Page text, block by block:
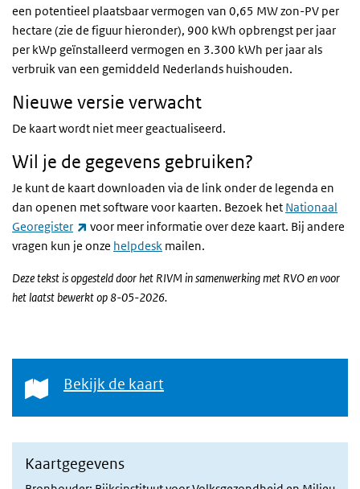
een potentieel plaatsbaar vermogen van 0,65 MW zon-PV per
hectare (zie de figuur hieronder), 900 kWh opbrengst per jaar
per kWp geïnstalleerd vermogen en 3.300 kWh per jaar als
verbruik van een gemiddeld Nederlands huishouden.
Nieuwe versie verwacht
De kaart wordt niet meer geactualiseerd.
Wil je de gegevens gebruiken?
Je kunt de kaart downloaden via de link onder de legenda en
dan openen met software voor kaarten. Bezoek het Nationaal
Georegister
(externe link)
voor meer informatie over deze kaart. Bij andere
vragen kun je onze helpdesk mailen.
Deze tekst is opgesteld door het RIVM in samenwerking met RVO en voor
het laatst bewerkt op 8-05-2026.
Bekijk de kaart
Bekijk de kaart
Kaartgegevens